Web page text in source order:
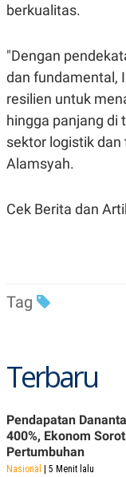
berkualitas.
"Dengan
dan fundamental,
resilien untuk
hingga panjang di
sektor logistik
Alamsyah.
Cek Berita dan
Tag
Terbaru
Pendapatan
400%, Ekonom
Pertumbuhan
Nasional | 5 Menit lalu